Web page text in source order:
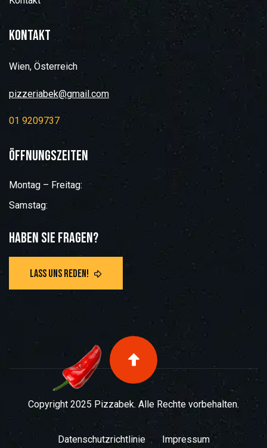
Kontakt
Wien, Österreich
pizzeriabek@gmail.com
01 9209737
Öffnungszeiten
Montag – Freitag:
Samstag:
Haben Sie Fragen?
Copyright 2025 Pizzabek. Alle Rechte vorbehalten.
Datenschutzrichtlinie Impressum